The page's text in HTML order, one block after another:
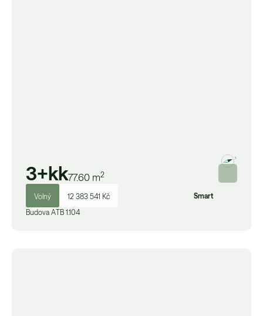
3+kk77.60 m2
Volný 12 383 541 Kč
Smart
Budova ATB 1.104